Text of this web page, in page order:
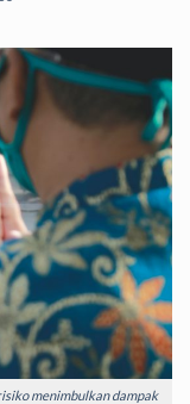
menimbulkan dampak